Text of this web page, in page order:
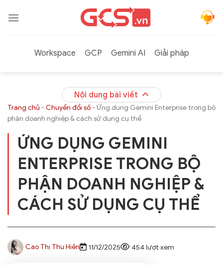
qua
Workspace
GCP Gemini AI Giải pháp
Nội dung bài viết
Trang chủ -Chuyển đổi số -Ứng dụng Gemini Enterprise trong bộ
phận doanh nghiệp & cách sử dụng cụ thể
ỨNG DỤNG GEMINI
ENTERPRISE TRONG BỘ
PHẬN DOANH NGHIỆP &
CÁCH SỬ DỤNG CỤ THỂ
Cao Thị Thu Hiền 11/12/2025 454 lượt xem